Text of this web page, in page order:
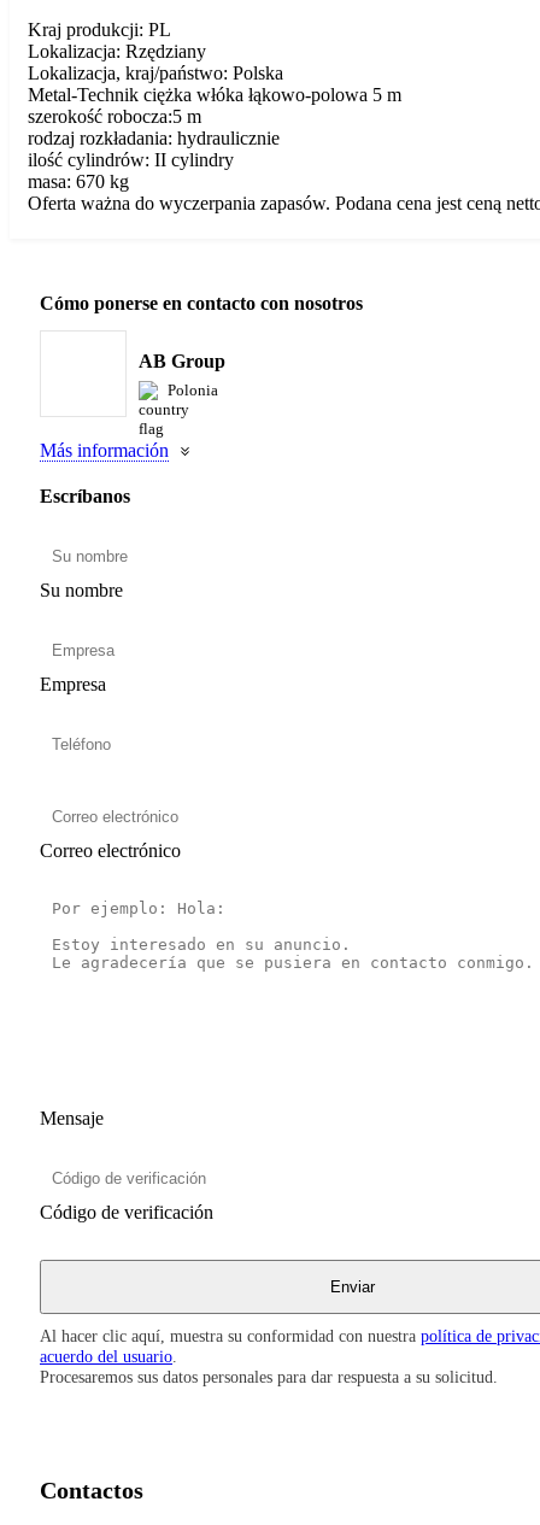
Kraj produkcji: PL
Lokalizacja: Rzędziany
Lokalizacja, kraj/państwo: Polska
Metal-Technik ciężka włóka łąkowo-polowa 5 m
szerokość robocza:5 m
rodzaj rozkładania: hydraulicznie
ilość cylindrów: II cylindry
masa: 670 kg
Oferta ważna do wyczerpania zapasów. Podana cena jest ceną
Cómo ponerse en contacto con nosotros
AB Group
Polonia
Más información
Escríbanos
Su nombre
Empresa
Correo electrónico
Mensaje
Código de verificación
Al hacer clic aquí, muestra su conformidad con nuestra política de
acuerdo del usuario
Procesaremos sus datos personales para dar respuesta a su solicitud.
Contactos